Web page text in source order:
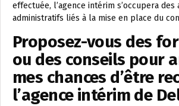
effectuée, l’agence intérim s’occupera des
administratifs liés à la mise en place du
Proposez-vous des
ou des conseils pour
mes chances d’être
l’agence intérim de